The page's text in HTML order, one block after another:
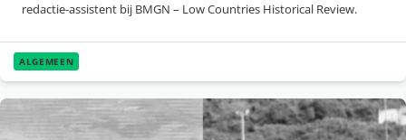
redactie-assistent bij BMGN – Low Countries Historical Review.
ALGEMEEN